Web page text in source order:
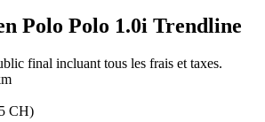
Polo Polo 1.0i Trendline
final incluant tous les frais et taxes.
CH)